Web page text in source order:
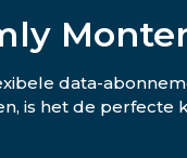
data-
is het de perfecte